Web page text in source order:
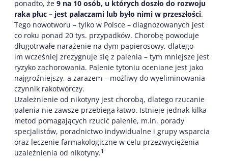
ponadto, że 9 na 10 osób, u których doszło do rozwoju
raka płuc – jest palaczami lub było nimi w przeszłości.
Tego nowotworu – tylko w Polsce – diagnozowanych jest
co roku ponad 20 tys. przypadków. Chorobę powoduje
długotrwałe narażenie na dym papierosowy, dlatego
im wcześniej zrezygnuje się z palenia – tym mniejsze jest
ryzyko zachorowania. Palenie tytoniu oceniane jest jako
najgroźniejszy, a zarazem – możliwy do wyeliminowania
czynnik rakotwórczy.
Uzależnienie od nikotyny jest chorobą, dlatego rzucanie
palenia nie zawsze przebiega łatwo. Istnieje jednak kilka
metod pomagających rzucić palenie, m.in. porady
specjalistów, poradnictwo indywidualne i grupy wsparcia
oraz leczenie farmakologiczne w celu przezwyciężenia
uzależnienia od nikotyny.1